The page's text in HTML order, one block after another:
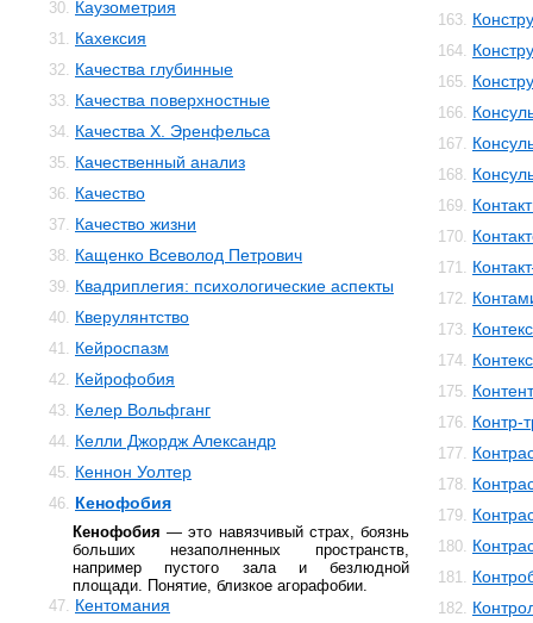
30. Каузометрия
31. Кахексия
32. Качества глубинные
33. Качества поверхностные
34. Качества Х. Эренфельса
35. Качественный анализ
36. Качество
37. Качество жизни
38. Кащенко Всеволод Петрович
39. Квадриплегия: психологические аспекты
40. Кверулянтство
41. Кейроспазм
42. Кейрофобия
43. Келер Вольфганг
44. Келли Джордж Александр
45. Кеннон Уолтер
46. Кенофобия
Кенофобия — это навязчивый страх, боязнь
больших незаполненных пространств,
например пустого зала и безлюдной
площади. Понятие, близкое агорафобии.
47. Кентомания
163.
164.
165.
166.
167.
168.
169.
170.
171.
172.
173.
174.
175.
176. Контр-
177.
178.
179.
180.
181.
182.